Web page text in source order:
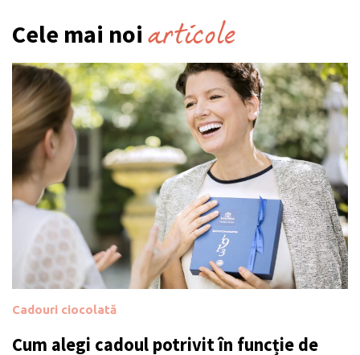
Cele mai noi articole
Cadouri ciocolată
Cum alegi cadoul potrivit în funcție de